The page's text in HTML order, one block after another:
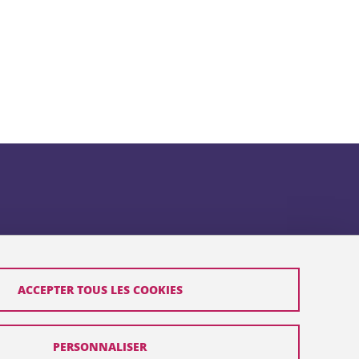
ACCEPTER TOUS LES COOKIES
PERSONNALISER